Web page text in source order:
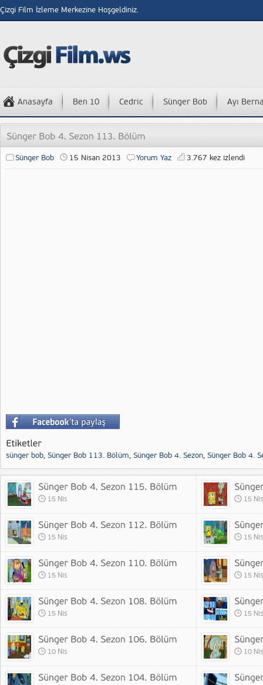
Çizgi Film İzleme Merkezine Hoşgeldiniz.
Anasayfa Ben 10 Cedric Sünger Bob Ayı
Sünger Bob 15 Nisan 2013 Yorum Yaz 3.767 kez izlendi
sünger bob, Sünger Bob 113. Bölüm, Sünger Bob 4. Sezon, Sünger Bob 4.
15 Nis 15 Nis
15 Nis 15 Nis
15 Nis 15 Nis
15 Nis 15 Nis
10 Nis 10 Nis